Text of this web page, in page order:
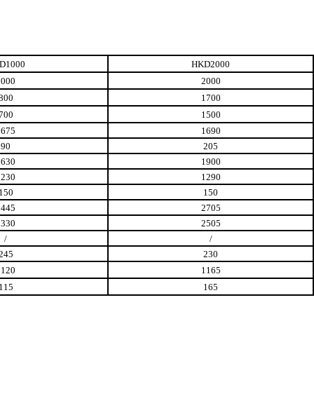
HKD2000
2000
1700
1500
1690
90
205
1900
1290
150
2705
2505
/
/
230
1165
165